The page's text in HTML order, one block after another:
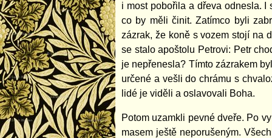
i most pobořila a dřeva odnesla.
co by měli činit. Zatímco byli
zázrak, že koně s vozem stojí na
se stalo apoštolu Petrovi: Petr
je nepřenesla? Tímto zázrakem
určené a vešli do chrámu s
lidé je viděli a oslavovali Boha.
Potom uzamkli pevné dveře. Po
masem ještě neporušeným.